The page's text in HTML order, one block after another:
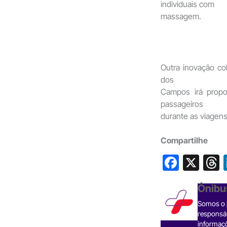
individuais com
massagem.
Outra inovação
dos
Campos irá
passageiros
durante as
Compartilhe
F
c
e
X
Somos o